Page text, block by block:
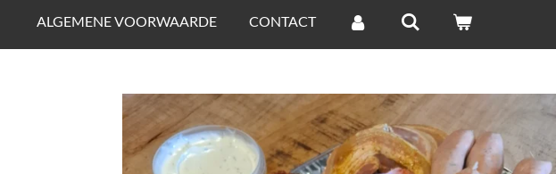
ALGEMENE VOORWAARDE CONTACT